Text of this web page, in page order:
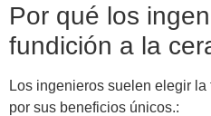
Por qué los
fundición a la
Los ingenieros suelen elegir
por sus beneficios únicos.: